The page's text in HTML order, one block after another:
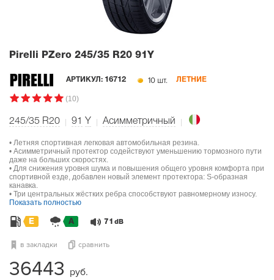
Pirelli PZero 245/35 R20 91Y
АРТИКУЛ: 16712 10 шт. ЛЕТНИЕ
(10)
245/35 R20 91 Y Асимметричный
• Летняя спортивная легковая автомобильная резина.
• Асимметричный протектор содействуют уменьшению тормозного пути
даже на больших скоростях.
• Для снижения уровня шума и повышения общего уровня комфорта при
спортивной езде, добавлен новый элемент протектора: S-образная
канавка.
• Три центральных жёстких ребра способствуют равномерному износу.
Показать полностью
E A 71 dB
в закладки сравнить
36443 руб.